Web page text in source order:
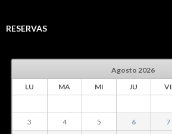
RESERVAS
Agosto 2026
LU
MA MI JU VI
3
4 5 6 7